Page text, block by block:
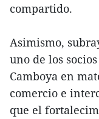
compartido.
Asimismo,
uno de los
Camboya en
comercio e
que el